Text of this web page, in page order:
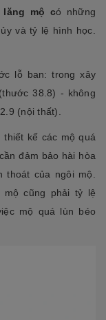
lăng mộ có những
và tỷ lệ hình học.
lỗ ban: trong xây
38.8) - không
(nội thất).
thiết kế các mộ quá
đảm bảo hài hòa
thoát của ngôi mộ.
mộ cũng phải tỷ lệ
mộ quá lùn béo